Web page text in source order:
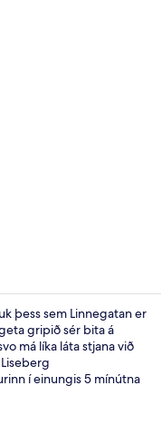
þess sem Linnegatan er
gripið sér bita á
má líka láta stjana við
í einungis 5 mínútna
sem sérstaka kosti eru
er stutt frá